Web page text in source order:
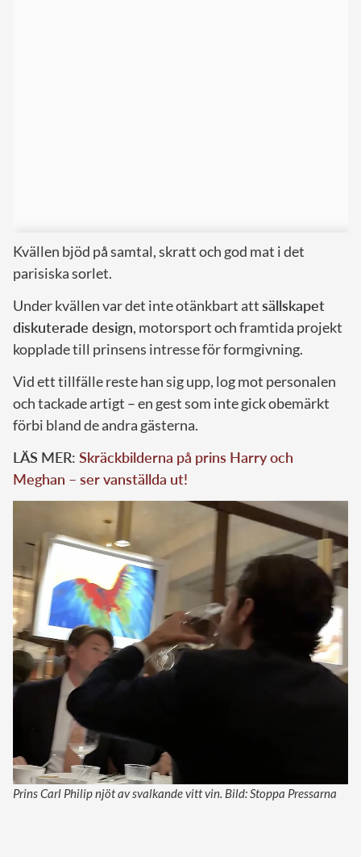
Kvällen bjöd på samtal, skratt och god mat i det
parisiska sorlet.
Under kvällen var det inte otänkbart attsällskapet
diskuterade design, motorsport och framtida projekt
kopplade till prinsens intresse för formgivning.
Vid ett tillfälle reste han sig upp, log mot personalen
och tackade artigt – en gest som inte gick obemärkt
förbi bland de andra gästerna.
LÄS MER: Skräckbilderna på prins Harry och
Meghan – ser vanställda ut!
Prins Carl Philip njöt av svalkande vitt vin. Bild: Stoppa Pressarna